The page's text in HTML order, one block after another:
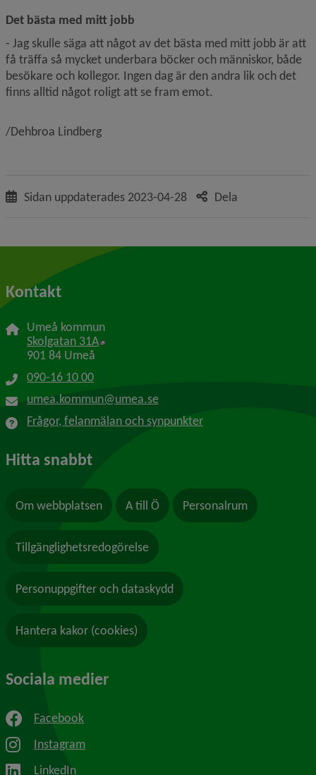
Det bästa med mitt jobb
- Jag skulle säga att något av det bästa med mitt jobb är att
få träffa så mycket underbara böcker och människor, både
besökare och kollegor. Ingen dag är den andra lik och det
finns alltid något roligt att se fram emot.
/Dehbroa Lindberg
Sidan uppdaterades 2023-04-28 Dela
Kontakt
Umeå kommun
Skolgatan 31A Länk till annan webbplats, öppnas i nytt
901 84 Umeå
090-16 10 00
umea.kommun@umea.se
Frågor, felanmälan och synpunkter
Hitta snabbt
Om webbplatsen A till Ö Personalrum
Tillgänglighetsredogörelse
Personuppgifter och dataskydd
Hantera kakor (cookies)
Sociala medier
Facebook
Instagram
LinkedIn